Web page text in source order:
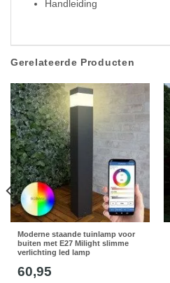
Handleiding
Gerelateerde Producten
Moderne staande tuinlamp voor
buiten met E27 Milight slimme
verlichting led lamp
60,95